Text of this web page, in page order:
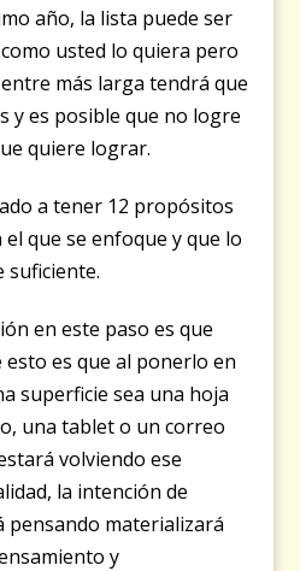
año, la lista puede ser
usted lo quiera pero
más larga tendrá que
y es posible que no logre
quiere lograr.
a tener 12 propósitos
que se enfoque y que lo
suficiente.
en este paso es que
esto es que al ponerlo en
superficie sea una hoja
una tablet o un correo
volviendo ese
la intención de
pensando materializará
y